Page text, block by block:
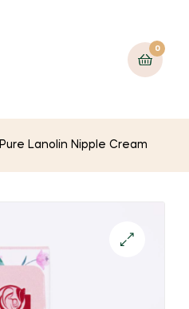
0
Pure Lanolin Nipple Cream